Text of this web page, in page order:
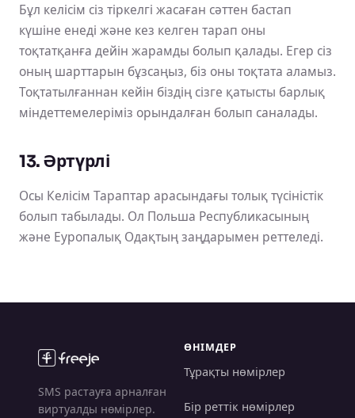
Бұл келісім сіз тіркелгі жасаған сәттен бастап
күшіне енеді және кез келген тарап оны
тоқтатқанға дейін жарамды болып қалады. Егер сіз
оның шарттарын бұзсаңыз, біз оны тоқтата аламыз.
Тоқтатылғаннан кейін біздің сізге қатысты барлық
міндеттемелеріміз орындалған болып саналады.
13. Әртүрлі
Осы Келісім Тараптар арасындағы толық түсіністік
болып табылады. Ол Польша Республикасының
және Еуропалық Одақтың заңдарымен реттеледі.
SMS растауға арналған
виртуалды нөмірлер.
ӨНІМДЕР
Тұрақты нөмірлер
Бір реттік нөмірлер